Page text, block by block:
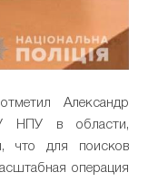
Александр
НПУ в области,
что для поисков
операция